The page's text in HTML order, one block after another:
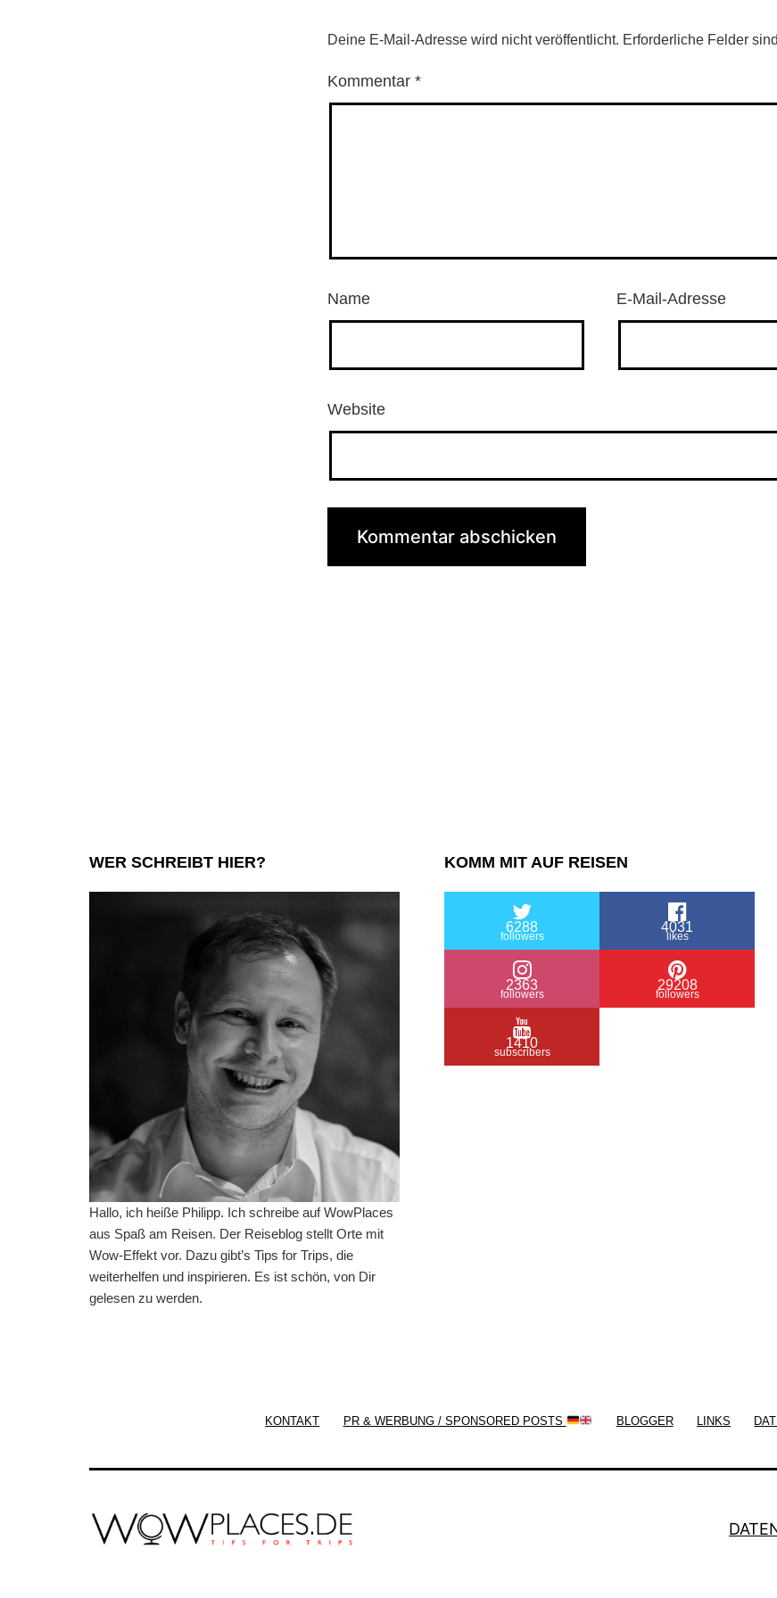
Deine E-Mail-Adresse wird nicht veröffentlicht. Erforderliche Felder
Kommentar *
Name E-Mail-Adresse
Website
WER SCHREIBT HIER?
Hallo, ich heiße Philipp. Ich schreibe auf WowPlaces
aus Spaß am Reisen. Der Reiseblog stellt Orte mit
Wow-Effekt vor. Dazu gibt’s Tips for Trips, die
weiterhelfen und inspirieren. Es ist schön, von Dir
gelesen zu werden.
KOMM MIT AUF REISEN
6288
followers
4031
likes
2363
followers
29208
followers
1410
subscribers
KONTAKT PR & WERBUNG / SPONSORED POSTS BLOGGER LINKS